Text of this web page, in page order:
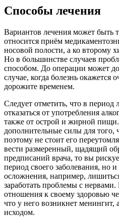
Способы лечения
Вариантов лечения может быть
относится приём
носовой полости, а ко второму
Но в большинстве случаев
способом. До операции может
случае, когда болезнь окажется
дорожите временем.
Следует отметить, что в период
отказаться от употребления
также от острой и жирной
дополнительные силы для того,
поэтому не стоит его
вести размеренный, щадящий
предписаний врача, то вы
период своего заболевания, но
осложнения, например,
заработать проблемы с нервами.
отношения к своему здоровью
что у него возникнет менингит,
исходом.